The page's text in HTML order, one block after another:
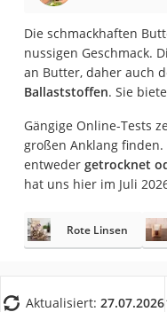
Die schmackhaften
nussigen Geschmack.
an Butter, daher auch
Ballaststoffen. Sie
Gängige Online-Tests
großen Anklang
entweder getrocknet
hat uns hier im Juli
Rote Linsen
Aktualisiert: 27.07.2026